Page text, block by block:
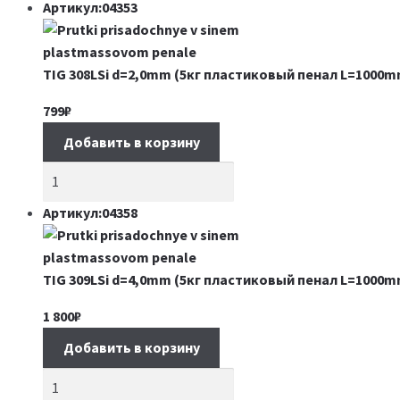
Артикул:04353
TIG 308LSi d=2,0mm (5кг пластиковый пенал
799₽
Добавить в корзину
Артикул:04358
TIG 309LSi d=4,0mm (5кг пластиковый пенал
1 800₽
Добавить в корзину